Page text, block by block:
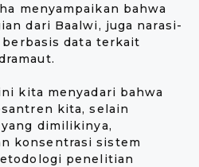
menyampaikan bahwa
dari Baalwi, juga narasi-
data terkait
kita menyadari bahwa
kita, selain
dimilikinya,
konsentrasi sistem
penelitian